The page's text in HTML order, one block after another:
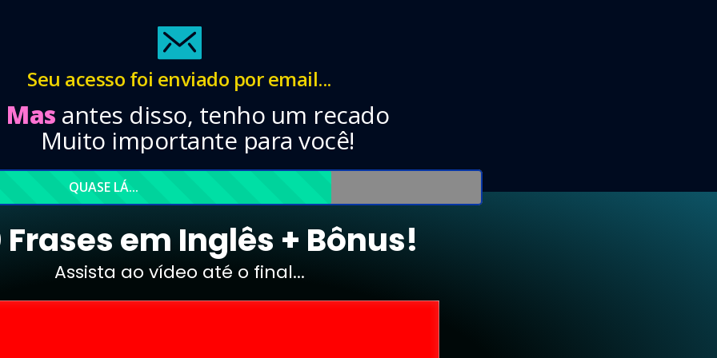
Seu acesso foi enviado por email...
Mas antes disso, tenho um recado
Muito importante para você!
QUASE LÁ...
em Inglês + Bônus!
Assista ao vídeo até o final...